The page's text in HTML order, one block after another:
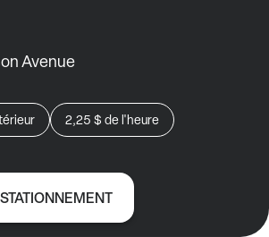
Avenue
2,25 $ de l'heure